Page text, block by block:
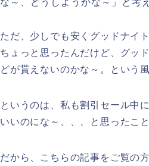
ただ、少しでも安くグッドナイ
ちょっと思ったんだけど、グッ
どが貰えないのかな～。という
というのは、私も割引セール中
いいのにな～、、、と思ったこ
だから、こちらの記事をご覧の